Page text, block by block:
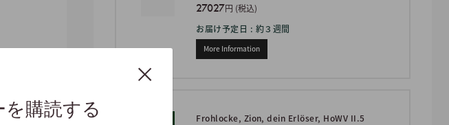
購読する
27027円 (税込)
お届け予定日 : 約３週間
More Information
Frohlocke, Zion, dein Erlöser, HoWV II.5